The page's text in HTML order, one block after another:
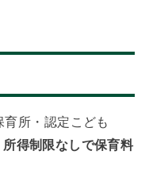
所・認定こども
所得制限なしで保育料